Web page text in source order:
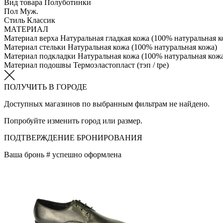
Вид товара Полуботинки
Пол Муж.
Стиль Классик
МАТЕРИАЛ
Материал верха Натуральная гладкая кожа (100% натуральная
Материал стельки Натуральная кожа (100% натуральная кожа)
Материал подкладки Натуральная кожа (100% натуральная
Материал подошвы Термоэластопласт (тэп / tpe)
ПОЛУЧИТЬ В ГОРОДЕ
Доступных магазинов по выбранным фильтрам не найдено.
Попробуйте изменить город или размер.
ПОДТВЕРЖДЕНИЕ БРОНИРОВАНИЯ
Ваша бронь # успешно оформлена